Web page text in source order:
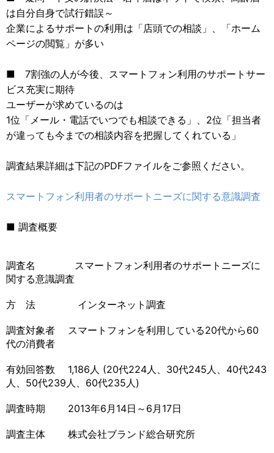
は自分自身で試行錯誤～
企業によるサポートの利用は「店頭での相談」、「ホーム
ページの閲覧」が多い
■ 7割強の人が今後、スマートフォン利用のサポートサー
ビス充実に期待
ユーザーが求めているのは
1位「メール・電話でいつでも相談できる」、2位「担当者
が違っても今までの相談内容を把握してくれている」
調査結果詳細は下記のPDFファイルをご参照ください。
スマートフォン利用者のサポートニーズに関する意識調査
■ 調査概要
調査名 スマートフォン利用者のサポートニーズに
関する意識調査
方 法 インターネット調査
調査対象者 スマートフォンを利用している20代から60
代の消費者
有効回答数 1,186人 (20代224人、30代245人、40代243
人、50代239人、60代235人)
調査時期 2013年6月14日～6月17日
調査主体 株式会社ブランド総合研究所